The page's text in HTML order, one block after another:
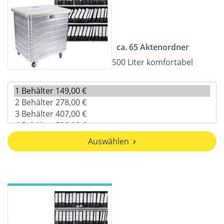
ca. 65 Aktenordner
500 Liter komfortabel
Auswählen